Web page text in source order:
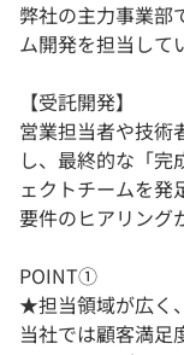
弊社の主力事業部
ム開発を担当して
【受託開発】
営業担当者や技術
し、最終的な「完
ェクトチームを発
要件のヒアリング
POINT①
★担当領域が広く
当社では顧客満足